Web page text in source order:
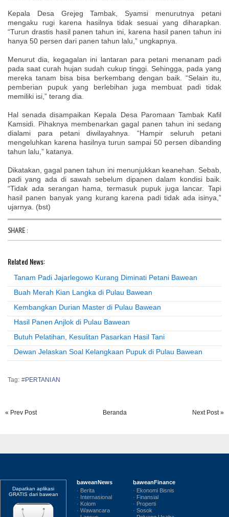
Kepala Desa Grejeg Tambak, Syamsi menurutnya petani
mengaku rugi karena hasilnya tidak sesuai yang diharapkan.
“Turun drastis hasil panen tahun ini, karena hasil panen tahun ini
hanya 50 persen dari panen tahun lalu,” ungkapnya.
Menurut dia, kegagalan ini lantaran para petani menanam padi
pada saat curah hujan sudah cukup tinggi. Sehingga, pada yang
mereka tanam bisa bisa berkembang dengan baik. “Selain itu,
pemberian pupuk yang berlebihan juga membuat padi tidak
memiliki isi,” terang dia.
Hal senada disampaikan Kepala Desa Paromaan Tambak Kafil
Kamsidi. Pihaknya membenarkan gagal panen tahun ini sedang
dialami para petani diwilayahnya. “Hampir seluruh petani
mengeluhkan karena hasilnya turun sampai 50 persen dibanding
tahun lalu,” katanya.
Dikatakan, gagal panen tahun ini menunjukkan keanehan. Sebab,
padi yang ada di sawah sebelum dipanen dalam kondisi baik.
“Tidak ada serangan hama, termasuk pupuk juga lancar. Tapi
hasil panen banyak yang kurang karena padi tidak ada isinya,”
ujarnya. (bst)
SHARE :
Related News:
Tanam Padi Jajarlegowo Kurang Diminati Petani Bawean
Buah Merah Kian Langka di Pulau Bawean
Kembangkan Durian Master di Pulau Bawean
Hasil Panen Anjlok di Pulau Bawean
Butuh Pelatihan, Kesulitan Pasarkan Hasil Tani
Dewan Jelaskan Soal Kelangkaan Pupuk di Pulau Bawean
Tag: #PERTANIAN
« Prev Post Next Post »
Beranda
Dapatkan aplikasi
GRATIS dari bawean
baweanNews
· Berita
· Internasional
· Kolom
· Wawancara
baweanFinance
· Ekonomi Bisnis
· Finansial
· Properti
· Sosok